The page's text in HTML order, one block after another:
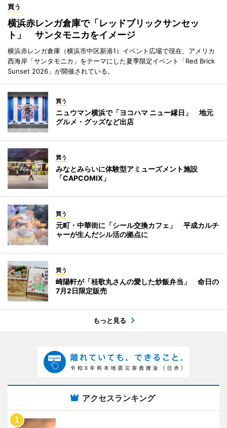
買う
横浜赤レンガ倉庫で「レッドブリックサンセッ
ト」 サンタモニカをイメージ
横浜赤レンガ倉庫（横浜市中区新港1）イベント広場で現在、アメリカ
西海岸「サンタモニカ」をテーマにした夏季限定イベント「Red Brick
Sunset 2026」が開催されている。
買う
ニュウマン横浜で「ヨコハマ ニュー縁日」 地元
グルメ・グッズなど出店
買う
みなとみらいに体験型アミューズメント施設
「CAPCOMIX」
買う
元町・中華街に「シール交換カフェ」 平成カルチ
ャーが生んだシル活の拠点に
買う
崎陽軒が「桂歌丸さんの愛した炒飯弁当」 命日の
7月2日限定販売
もっと見る
アクセスランキング